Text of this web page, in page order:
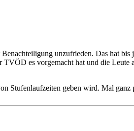
unzufrieden. Das hat
es vorgemacht hat und die Leute
Stufenlaufzeiten geben wird. Mal